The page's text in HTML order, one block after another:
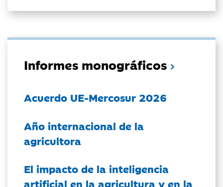
Informes monográficos
Acuerdo UE-Mercosur 2026
Año internacional de la
agricultora
El impacto de la inteligencia
artificial en la agricultura y en la